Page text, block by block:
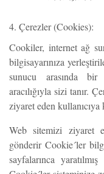
4. Çerezler (Cookies):
Cookiler, internet ağ
bilgisayarınıza
sunucu arasında bir
aracılığıyla sizi tanır.
ziyaret eden kullanıcıya
Web sitemizi ziyaret
gönderir Cookie´ler
sayfalarınca